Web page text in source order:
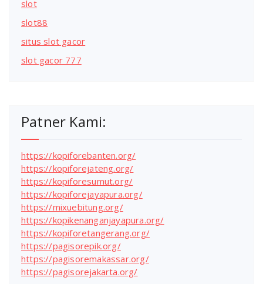
slot
slot88
situs slot gacor
slot gacor 777
Patner Kami:
https://kopiforebanten.org/
https://kopiforejateng.org/
https://kopiforesumut.org/
https://kopiforejayapura.org/
https://mixuebitung.org/
https://kopikenanganjayapura.org/
https://kopiforetangerang.org/
https://pagisorepik.org/
https://pagisoremakassar.org/
https://pagisorejakarta.org/